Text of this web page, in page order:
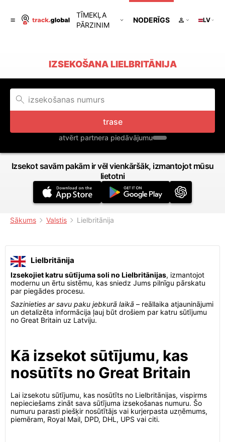
TĪMEKĻA
PĀRZINIM
NODERĪGS LV
IZSEKOŠANA LIELBRITĀNIJA
trase
atvērt partnera piedāvājumu
Izsekot savām pakām ir vēl vienkāršāk, izmantojot mūsu
lietotni
Sākums Valstis Lielbritānija
Lielbritānija
Izsekojiet katru sūtījuma soli no Lielbritānijas, izmantojot
modernu un ērtu sistēmu, kas sniedz Jums pilnīgu pārskatu
par piegādes procesu.
Sazinieties ar savu paku jebkurā laikā – reāllaika atjauninājumi
un detalizēta informācija ļauj būt drošiem par katru sūtījumu
no Great Britain uz Latviju.
Kā izsekot sūtījumu, kas
nosūtīts no Great Britain
Lai izsekotu sūtījumu, kas nosūtīts no Lielbritānijas, vispirms
nepieciešams zināt sava sūtījuma izsekošanas numuru. Šo
numuru parasti piešķir nosūtītājs vai kurjerpasta uzņēmums,
piemēram, Royal Mail, DPD, DHL, UPS vai citi.